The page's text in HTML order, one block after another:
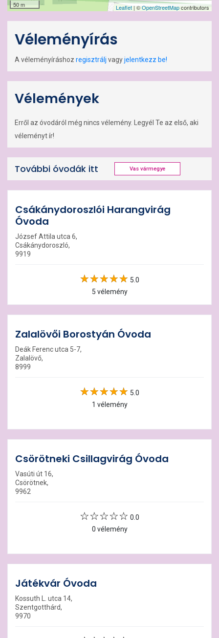
50 m Leaflet| ©OpenStreetMapcontributors
Véleményírás
A véleményíráshoz regisztrálj vagyjelentkezz be!
Vélemények
Erről az óvodáról még nincs vélemény. Legyél Te az első, aki
véleményt ír!
További óvodák itt Vas vármegye
Csákánydoroszlói Harangvirág
Óvoda
József Attila utca 6,
Csákánydoroszló,
9919
5.0
5 vélemény
Zalalövői Borostyán Óvoda
Deák Ferenc utca 5-7,
Zalalövő,
8999
5.0
1 vélemény
Csörötneki Csillagvirág Óvoda
Vasúti út 16,
Csörötnek,
9962
0.0
0 vélemény
Játékvár Óvoda
Kossuth L. utca 14,
Szentgotthárd,
9970